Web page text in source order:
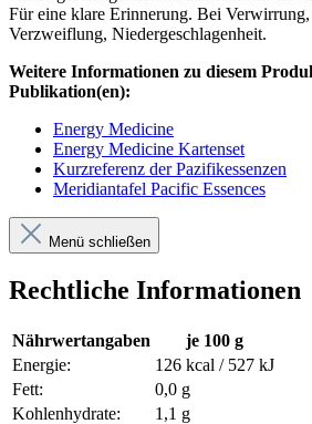
Für eine klare Erinnerung. Bei
Verzweiflung, Niedergeschlagenheit.
Weitere Informationen zu diesem
Publikation(en):
Energy Medicine
Energy Medicine Kartenset
Kurzreferenz der Pazifikessenzen
Meridiantafel Pacific Essences
Menü schließen
Rechtliche Informationen
Nährwertangaben
je 100 g
Energie:
126 kcal / 527 kJ
Fett:
0,0 g
Kohlenhydrate:
1,1 g